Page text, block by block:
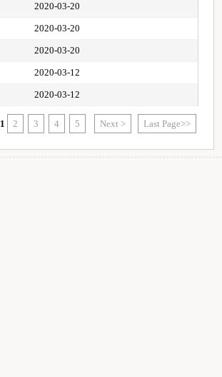
2020-03-20
2020-03-20
2020-03-20
2020-03-12
2020-03-12
1 2 3 4 5 Next > Last Page>>